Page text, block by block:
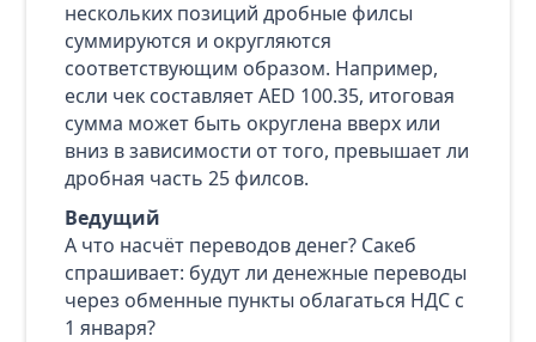
нескольких позиций дробные филсы
суммируются и округляются
соответствующим образом. Например,
если чек составляет AED 100.35, итоговая
сумма может быть округлена вверх или
вниз в зависимости от того, превышает ли
дробная часть 25 филсов.
Ведущий
А что насчёт переводов денег? Сакеб
спрашивает: будут ли денежные переводы
через обменные пункты облагаться НДС с
1 января?